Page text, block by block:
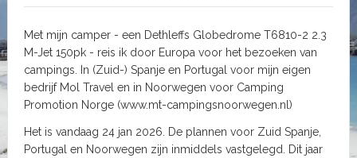
Met mijn camper - een Dethleffs Globedrome T6810-2 2.3
M-Jet 150pk - reis ik door Europa voor het bezoeken van
campings. In (Zuid-) Spanje en Portugal voor mijn eigen
bedrijf Mol Travel en in Noorwegen voor Camping
Promotion Norge (www.mt-campingsnoorwegen.nl)
Het is vandaag 24 jan 2026. De plannen voor Zuid Spanje,
Portugal en Noorwegen zijn inmiddels vastgelegd. Dit jaar